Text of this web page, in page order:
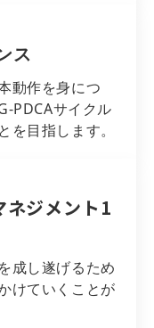
ス
動作を身につ
PDCAサイクル
を目指します。
ネジメント1
成し遂げるため
けていくことが